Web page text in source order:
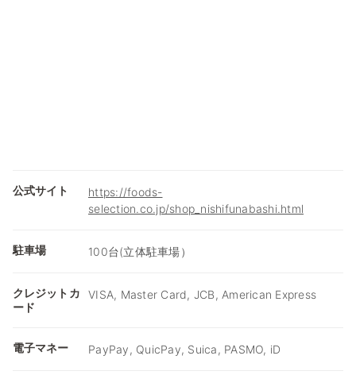
公式サイト
https://foods-
selection.co.jp/shop_nishifunabashi.html
駐車場 100台(立体駐車場）
クレジットカ
ード
VISA, Master Card, JCB, American Express
電子マネー PayPay, QuicPay, Suica, PASMO, iD